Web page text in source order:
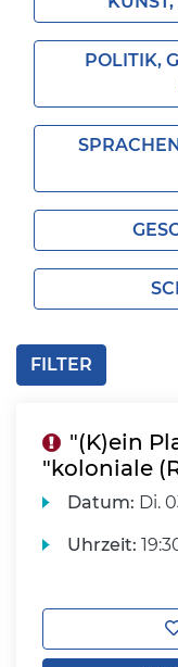
POLITIK,
FILTER
"(K)ein
"koloniale
Datum: Di.
Uhrzeit: